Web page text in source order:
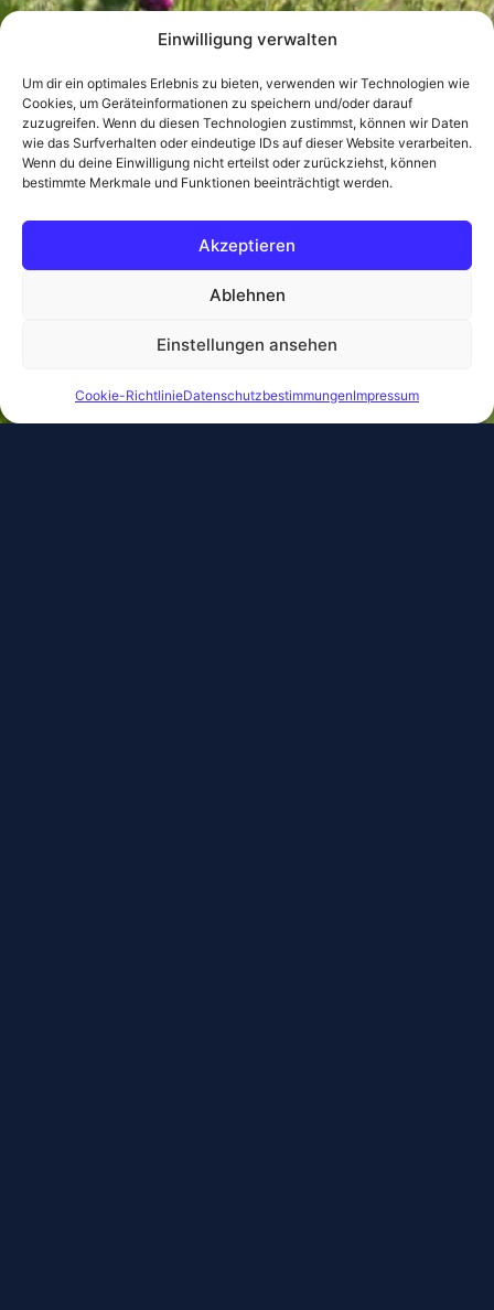
Einwilligung verwalten
Um dir ein optimales Erlebnis zu bieten, verwenden wir Technologien wie
Cookies, um Geräteinformationen zu speichern und/oder darauf
zuzugreifen. Wenn du diesen Technologien zustimmst, können wir Daten
wie das Surfverhalten oder eindeutige IDs auf dieser Website verarbeiten.
Wenn du deine Einwilligung nicht erteilst oder zurückziehst, können
bestimmte Merkmale und Funktionen beeinträchtigt werden.
Akzeptieren
Ablehnen
Einstellungen ansehen
Cookie-RichtlinieDatenschutzbestimmungenImpressum